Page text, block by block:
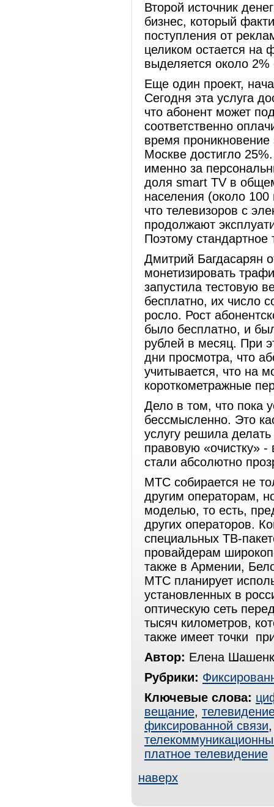
Второй источник
бизнес, который
поступления от
целиком остается на
выделяется около
Еще один проект,
Сегодня эта услуга
что абонент может
соответственно
время проникновение
Москве достигло
именно за
доля smart TV в
населения (около
что телевизоров с
продолжают
Поэтому
Дмитрий Багдасарян
монетизировать
запустила тестовую
бесплатно, их число
росло. Рост
было бесплатно, и
рублей в месяц. При
дни просмотра, что
учитывается, что на
короткометражные
Дело в том, что пока
бессмысленно. Это
услугу решила
правовую «очистку»
стали абсолютно
МТС собирается не
другим операторам,
моделью, то есть,
других операторов.
специальных ТВ-
провайдерам
также в Армении,
МТС планирует
установленных в
оптическую сеть
тысяч километров,
также имеет точки
Автор: Елена
Рубрики:
Ключевые слова:
вещание,
фиксированной связи
платное телевидение
наверх